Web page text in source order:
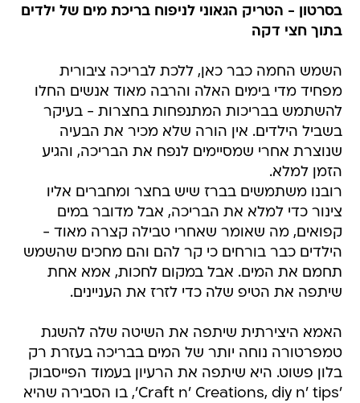
בסרטון - הטריק הגאוני לניפוח בריכת מים של ילדים
בתוך חצי דקה
השמש החמה כבר כאן, ללכת לבריכה ציבורית
מפחיד מדי בימים האלה והרבה מאוד אנשים החלו
להשתמש בבריכות המתנפחות בחצרות - בעיקר
בשביל הילדים. אין הורה שלא מכיר את הבעיה
שנוצרת אחרי שמסיימים לנפח את הבריכה, והגיע
הזמן למלא.
רובנו משתמשים בברז שיש בחצר ומחברים אליו
צינור כדי למלא את הבריכה, אבל מדובר במים
קפואים, מה שאומר שאחרי טבילה קצרה מאוד -
הילדים כבר בורחים כי קר להם והם מחכים שהשמש
תחמם את המים. אבל במקום לחכות, אמא אחת
שיתפה את הטיפ שלה כדי לזרז את העניינים.
האמא היצירתית שיתפה את השיטה שלה להשגת
טמפרטורה נוחה יותר של המים בבריכה בעזרת רק
בלון פשוט. היא שיתפה את הרעיון בעמוד הפייסבוק
'Craft n' Creations, diy n' tips', בו הסבירה שהיא